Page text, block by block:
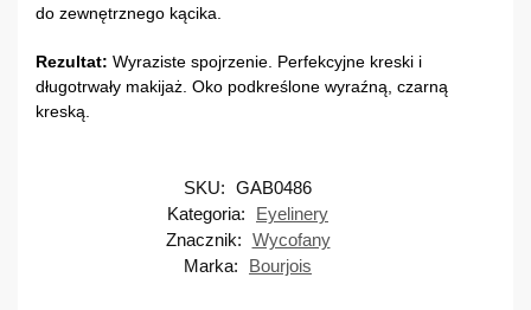
do zewnętrznego kącika.
Rezultat: Wyraziste spojrzenie. Perfekcyjne kreski i
długotrwały makijaż. Oko podkreślone wyraźną, czarną
kreską.
SKU: GAB0486
Kategoria:
Eyelinery
Znacznik: Wycofany
Marka:
Bourjois